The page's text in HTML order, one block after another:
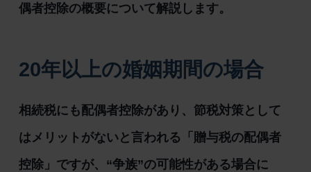
偶者控除の概要について解説します。
20年以上の婚姻期間の場合
相続税にも配偶者控除があり、節税対策として
はメリットがないと言われる「贈与税の配偶者
控除」ですが、“争族”の可能性がある場合に